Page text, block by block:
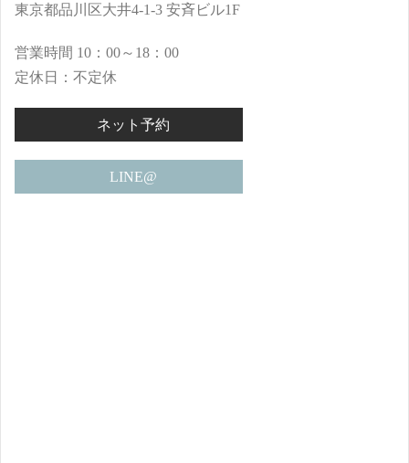
東京都品川区大井4-1-3 安斉ビル1F
営業時間 10：00～18：00
定休日：不定休
ネット予約
LINE@